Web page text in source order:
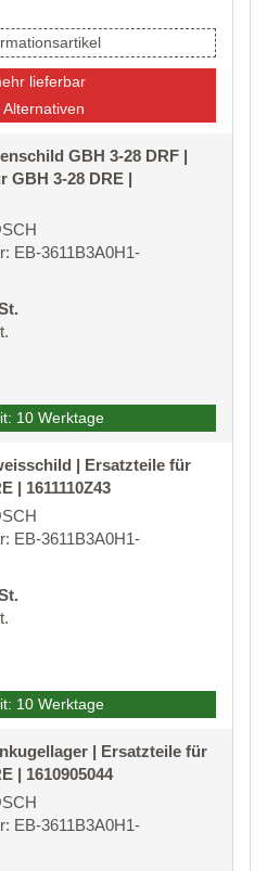
lieferbar
Alternativen
GBH 3-28 DRF |
GBH 3-28 DRE |
EB-3611B3A0H1-
10 Werktage
| Ersatzteile für
| 1611110Z43
EB-3611B3A0H1-
10 Werktage
| Ersatzteile für
| 1610905044
EB-3611B3A0H1-